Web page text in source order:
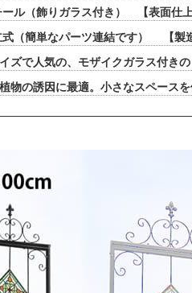
ール（飾りガラス付き） 【表面仕
式（簡単なパーツ連結です） 【製
ズで人気の、モザイクガラス付き
物の誘因に最適。小さなスペースを